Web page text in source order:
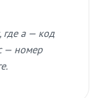
a — код
— номер